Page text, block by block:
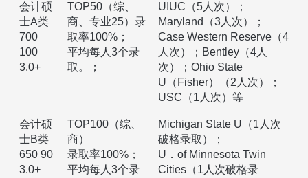
会计硕
士A类
700
100
3.0+
TOP50（综、
商、专业25）录
取率100%；
平均每人3个录
取。；
UIUC（5人次）；
Maryland（3人次）；
Case Western Reserve（4
人次）；Bentley（4人
次）；Ohio State
U（Fisher）（2人次）；
USC（1人次）等
会计硕
士B类
650 90
3.0+
TOP100（综、
商）
录取率100%；
平均每人3个录
Michigan State U（1人次
破格录取）；
U．of Minnesota Twin
Cities（1人次破格录